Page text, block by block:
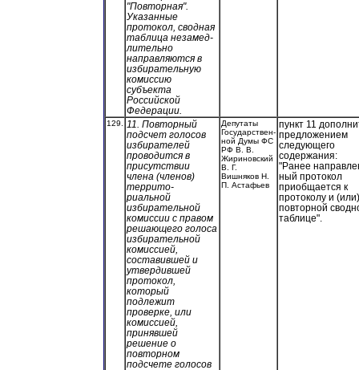
"Повторная".
Указанные
протокол, сводная
таблица незамед-
лительно
направляются в
избирательную
комиссию
субъекта
Российской
Федерации.
129.
11. Повторный
подсчет голосов
избирателей
проводится в
присутствии
члена (членов)
террито-
риальной
избирательной
комиссии с правом
решающего голоса
избирательной
комиссией,
составившей и
утвердившей
протокол,
который
подлежит
проверке, или
комиссией,
принявшей
решение о
повторном
подсчете голосов
Депутаты
Государствен-
ной Думы ФС
РФ В. В.
Жириновский
В. Г.
Вишняков Н.
П. Астафьев
пункт 11
предложением
следующего
содержания:
"Ранее
ный протокол
приобщается к
протоколу и (или)
повторной
таблице".